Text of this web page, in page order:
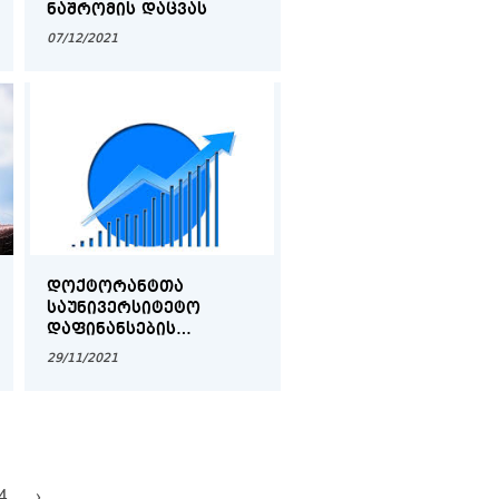
ᲜᲐᲨᲠᲝᲛᲘᲡ ᲓᲐᲪᲕᲐᲡ
07/12/2021
ᲓᲝᲥᲢᲝᲠᲐᲜᲢᲗᲐ
ᲡᲐᲣᲜᲘᲕᲔᲠᲡᲘᲢᲔᲢᲝ
ᲓᲐᲤᲘᲜᲐᲜᲡᲔᲑᲘᲡ
ᲬᲘᲜᲐᲡᲬᲐᲠᲘ ᲨᲔᲓᲔᲒᲔᲑᲘ
29/11/2021